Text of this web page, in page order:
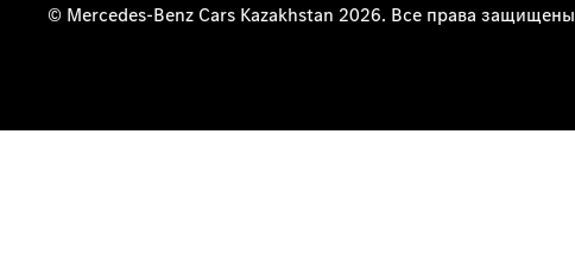
© Mercedes-Benz Cars Kazakhstan 2026. Все права защищены